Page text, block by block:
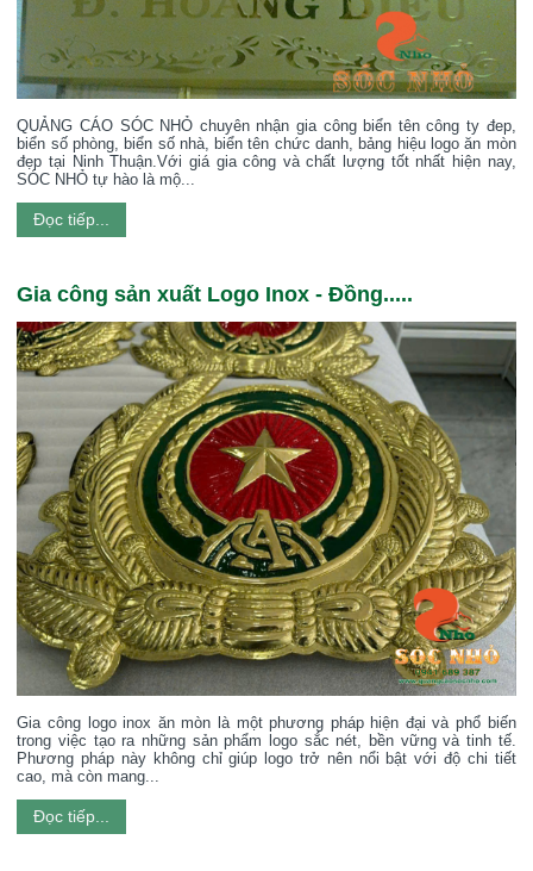
QUẢNG CÁO SÓC NHỎ chuyên nhận gia công biển tên công ty đep,
biển số phòng, biển số nhà, biển tên chức danh, bảng hiệu logo ăn mòn
đẹp tại Ninh Thuận.Với giá gia công và chất lượng tốt nhất hiện nay,
SÓC NHỎ tự hào là mộ...
Đọc tiếp...
Gia công sản xuất Logo Inox - Đồng.....
Gia công logo inox ăn mòn là một phương pháp hiện đại và phổ biến
trong việc tạo ra những sản phẩm logo sắc nét, bền vững và tinh tế.
Phương pháp này không chỉ giúp logo trở nên nổi bật với độ chi tiết
cao, mà còn mang...
Đọc tiếp...